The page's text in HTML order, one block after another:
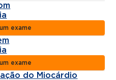
exame
exame
do Miocárdio